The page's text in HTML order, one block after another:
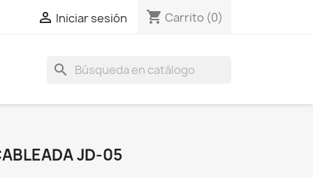
 Iniciar sesión shopping_cart Carrito (0)
search
JD-05